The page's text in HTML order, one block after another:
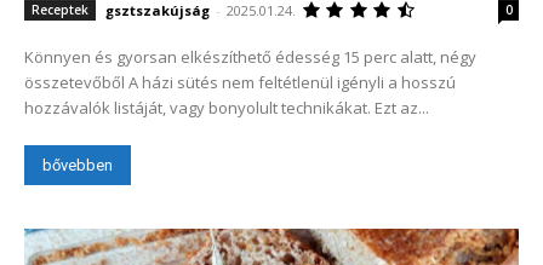
Receptek gsztszakújság - 2025.01.24. 0
Könnyen és gyorsan elkészíthető édesség 15 perc alatt, négy
összetevőből A házi sütés nem feltétlenül igényli a hosszú
hozzávalók listáját, vagy bonyolult technikákat. Ezt az...
bővebben